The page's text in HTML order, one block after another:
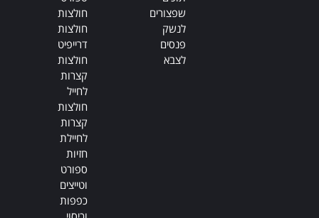
שפצורים
לנשק
פנסים
לצבא
חולצות
חולצות
דרייפיט
חולצות
קצרות
לחייל
חולצות
קצרות
לחיילת
חזיות
ספורט
וטייצים
כפפות